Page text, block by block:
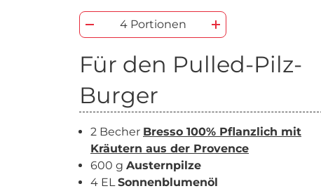
4 Portionen
Für den Pulled-Pilz-
Burger
2 Becher Bresso 100% Pflanzlich mit
Kräutern aus der Provence
600 g Austernpilze
4 ELSonnenblumenöl